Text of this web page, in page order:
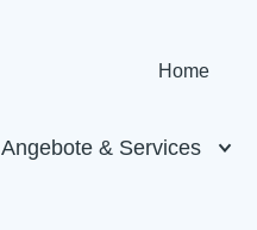
Home
Angebote & Services